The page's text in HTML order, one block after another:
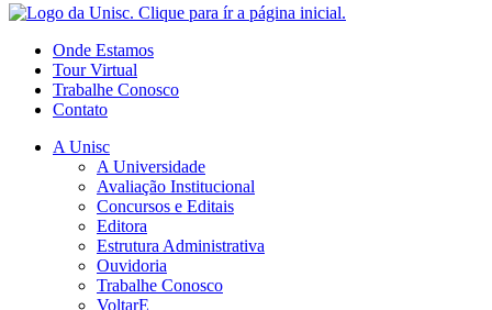
Onde Estamos
Tour Virtual
Trabalhe Conosco
Contato
A Unisc
A Universidade
Avaliação Institucional
Concursos e Editais
Editora
Estrutura Administrativa
Ouvidoria
Trabalhe Conosco
VoltarE